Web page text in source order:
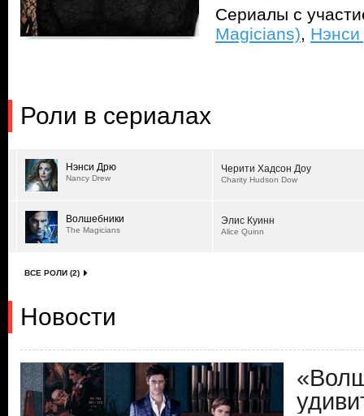
Сериалы с
Magicians),
Роли в сериалах
Нэнси Дрю
Nancy Drew
Черити Хадсон Доу
Charity Hudson Dow
Волшебники
The Magicians
Элис Куинн
Alice Quinn
ВСЕ РОЛИ (2)
Новости